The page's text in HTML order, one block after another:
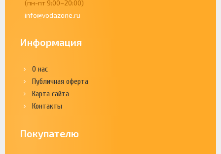
(пн-пт 9:00–20:00)
info@vodazone.ru
Информация
О нас
Публичная оферта
Карта сайта
Контакты
Покупателю